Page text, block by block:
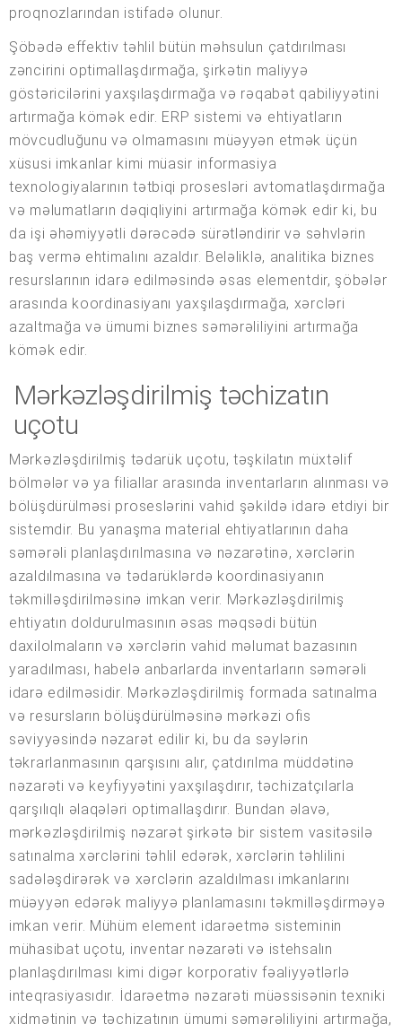
proqnozlarından istifadə olunur.
Şöbədə effektiv təhlil bütün məhsulun çatdırılması
zəncirini optimallaşdırmağa, şirkətin maliyyə
göstəricilərini yaxşılaşdırmağa və rəqabət qabiliyyətini
artırmağa kömək edir. ERP sistemi və ehtiyatların
mövcudluğunu və olmamasını müəyyən etmək üçün
xüsusi imkanlar kimi müasir informasiya
texnologiyalarının tətbiqi prosesləri avtomatlaşdırmağa
və məlumatların dəqiqliyini artırmağa kömək edir ki, bu
da işi əhəmiyyətli dərəcədə sürətləndirir və səhvlərin
baş vermə ehtimalını azaldır. Beləliklə, analitika biznes
resurslarının idarə edilməsində əsas elementdir, şöbələr
arasında koordinasiyanı yaxşılaşdırmağa, xərcləri
azaltmağa və ümumi biznes səmərəliliyini artırmağa
kömək edir.
Mərkəzləşdirilmiş təchizatın
uçotu
Mərkəzləşdirilmiş tədarük uçotu, təşkilatın müxtəlif
bölmələr və ya filiallar arasında inventarların alınması və
bölüşdürülməsi proseslərini vahid şəkildə idarə etdiyi bir
sistemdir. Bu yanaşma material ehtiyatlarının daha
səmərəli planlaşdırılmasına və nəzarətinə, xərclərin
azaldılmasına və tədarüklərdə koordinasiyanın
təkmilləşdirilməsinə imkan verir. Mərkəzləşdirilmiş
ehtiyatın doldurulmasının əsas məqsədi bütün
daxilolmaların və xərclərin vahid məlumat bazasının
yaradılması, habelə anbarlarda inventarların səmərəli
idarə edilməsidir. Mərkəzləşdirilmiş formada satınalma
və resursların bölüşdürülməsinə mərkəzi ofis
səviyyəsində nəzarət edilir ki, bu da səylərin
təkrarlanmasının qarşısını alır, çatdırılma müddətinə
nəzarəti və keyfiyyətini yaxşılaşdırır, təchizatçılarla
qarşılıqlı əlaqələri optimallaşdırır. Bundan əlavə,
mərkəzləşdirilmiş nəzarət şirkətə bir sistem vasitəsilə
satınalma xərclərini təhlil edərək, xərclərin təhlilini
sadələşdirərək və xərclərin azaldılması imkanlarını
müəyyən edərək maliyyə planlamasını təkmilləşdirməyə
imkan verir. Mühüm element idarəetmə sisteminin
mühasibat uçotu, inventar nəzarəti və istehsalın
planlaşdırılması kimi digər korporativ fəaliyyətlərlə
inteqrasiyasıdır. İdarəetmə nəzarəti müəssisənin texniki
xidmətinin və təchizatının ümumi səmərəliliyini artırmağa,